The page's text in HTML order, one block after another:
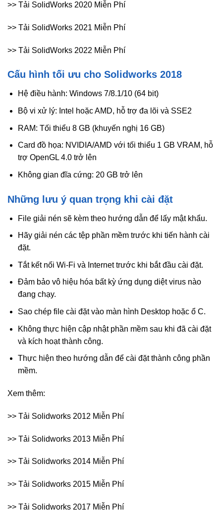
>> Tải SolidWorks 2020 Miễn Phí
>> Tải SolidWorks 2021 Miễn Phí
>> Tải SolidWorks 2022 Miễn Phí
Cấu hình tối ưu cho Solidworks 2018
Hệ điều hành: Windows 7/8.1/10 (64 bit)
Bộ vi xử lý: Intel hoặc AMD, hỗ trợ đa lõi và SSE2
RAM: Tối thiểu 8 GB (khuyến nghị 16 GB)
Card đồ họa: NVIDIA/AMD với tối thiểu 1 GB VRAM, hỗ
trợ OpenGL 4.0 trở lên
Không gian đĩa cứng: 20 GB trở lên
Những lưu ý quan trọng khi cài đặt
File giải nén sẽ kèm theo hướng dẫn để lấy mật khẩu.
Hãy giải nén các tệp phần mềm trước khi tiến hành cài
đặt.
Tắt kết nối Wi-Fi và Internet trước khi bắt đầu cài đặt.
Đảm bảo vô hiệu hóa bất kỳ ứng dụng diệt virus nào
đang chạy.
Sao chép file cài đặt vào màn hình Desktop hoặc ổ C.
Không thực hiện cập nhật phần mềm sau khi đã cài đặt
và kích hoạt thành công.
Thực hiện theo hướng dẫn để cài đặt thành công phần
mềm.
Xem thêm:
>> Tải Solidworks 2012 Miễn Phí
>> Tải Solidworks 2013 Miễn Phí
>> Tải Solidworks 2014 Miễn Phí
>> Tải Solidworks 2015 Miễn Phí
>> Tải Solidworks 2017 Miễn Phí